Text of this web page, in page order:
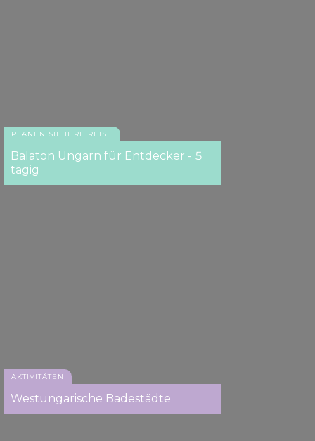
PLANEN SIE IHRE REISE
Balaton Ungarn für Entdecker - 5
tägig
AKTIVITÄTEN
Westungarische Badestädte